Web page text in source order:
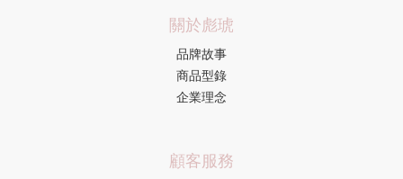
關於彪琥
品牌故事
商品型錄
企業理念
顧客服務